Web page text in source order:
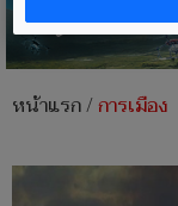
หน้าแรก/การเมือง